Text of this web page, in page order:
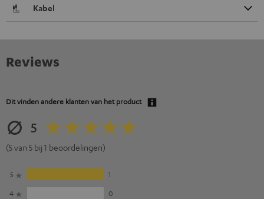
Kabel
Reviews
Dit vinden andere klanten van het product
5
(5 van 5 bij 1 beoordelingen)
5
1
4
0